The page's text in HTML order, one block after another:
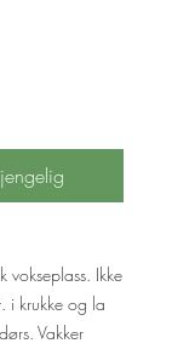
vokseplass. Ikke
i krukke og la
Vakker